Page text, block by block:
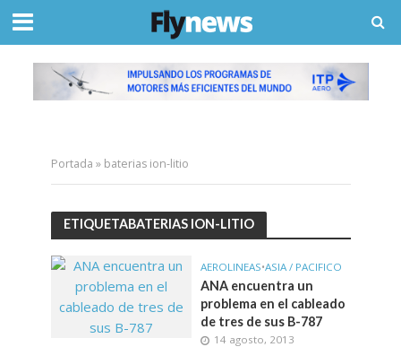
Portada » baterias ion-litio
ETIQUETABATERIAS ION-LITIO
AEROLINEAS•ASIA / PACIFICO
ANA encuentra un
problema en el cableado
de tres de sus B-787
14 agosto, 2013